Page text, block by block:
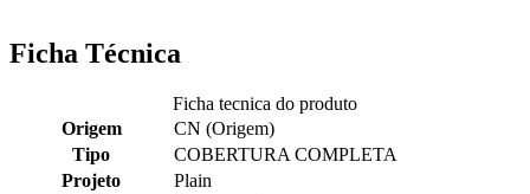
Ficha Técnica
Ficha tecnica do produto
Origem
CN (Origem)
Tipo
COBERTURA COMPLETA
Projeto
Plain